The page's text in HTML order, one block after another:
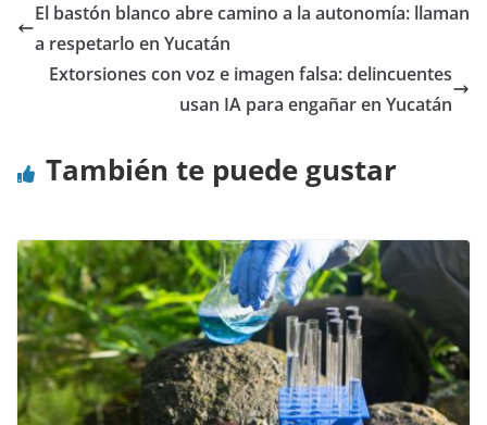
El bastón blanco abre camino a la autonomía: llaman
a respetarlo en Yucatán
Extorsiones con voz e imagen falsa: delincuentes
usan IA para engañar en Yucatán
También te puede gustar